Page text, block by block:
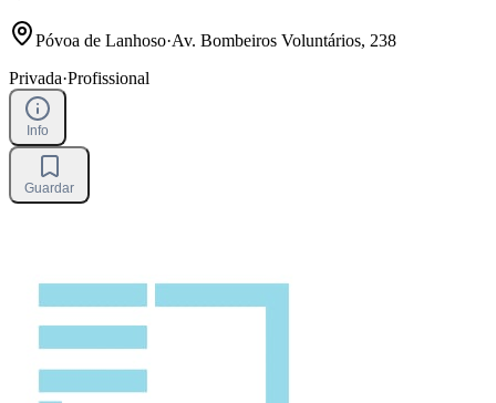
Póvoa de Lanhoso·Av. Bombeiros Voluntários, 238
Privada·Profissional
Info
Guardar